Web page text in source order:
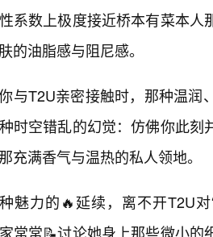
系数上极度接近桥本有菜本
的油脂感与阻尼感。
与T2U亲密接触时，那种温润
时空错乱的幻觉：仿佛你此
充满香气与温热的私人领地。
魅力的🔥延续，离不开T2U
常常📝讨论她身上那些微小